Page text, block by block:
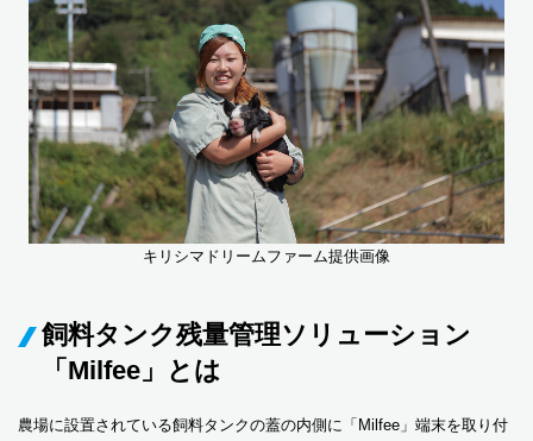
キリシマドリームファーム提供画像
飼料タンク残量管理ソリューション
「Milfee」とは
農場に設置されている飼料タンクの蓋の内側に「Milfee」端末を取り付